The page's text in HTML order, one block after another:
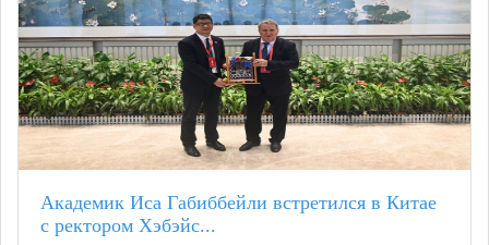
Академик Иса Габиббейли встретился в Китае
с ректором Хэбэйс...